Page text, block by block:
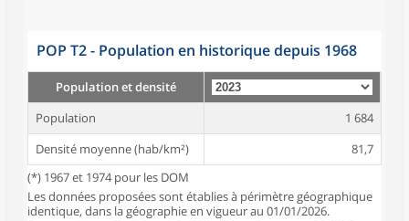
POP T2 - Population en historique depuis 1968
Population et densité
Population
1 684
Densité moyenne (hab/km²)
81,7
(*) 1967 et 1974 pour les DOM
Les données proposées sont établies à périmètre géographique
identique, dans la géographie en vigueur au 01/01/2026.